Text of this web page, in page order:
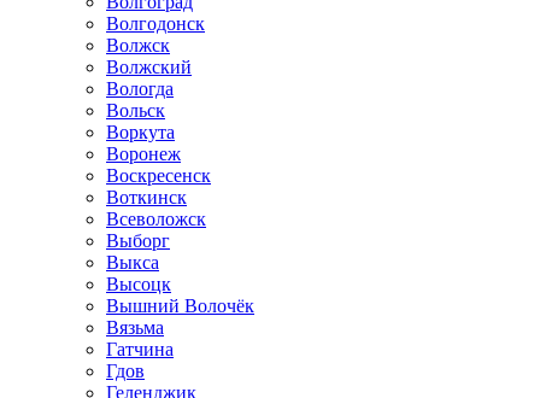
Волгодонск
Волжск
Волжский
Вологда
Вольск
Воркута
Воронеж
Воскресенск
Воткинск
Всеволожск
Выборг
Выкса
Высоцк
Вышний Волочёк
Вязьма
Гатчина
Гдов
Геленджик